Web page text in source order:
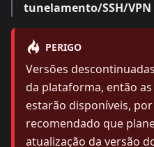
tunelamento/SSH/VPN
PERIGO
Versões
da plataforma, então
estarão disponíveis,
recomendado que
atualização da versão